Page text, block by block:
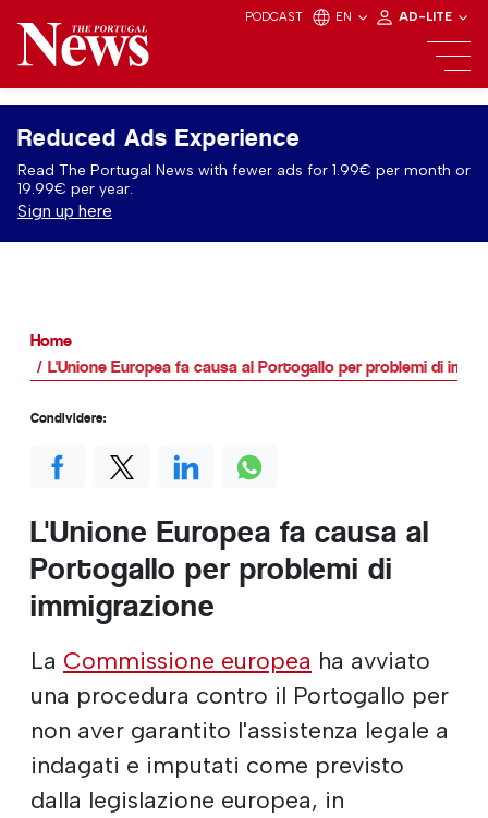
PODCAST EN AD-LITE
Reduced Ads Experience
Read The Portugal News with fewer ads for 1.99€ per month or
19.99€ per year.
Sign up here
Home
L'Unione Europea fa causa al Portogallo per problemi di
L'Unione Europea fa causa al
Portogallo per problemi di
immigrazione
La Commissione europea ha avviato
una procedura contro il Portogallo per
non aver garantito l'assistenza legale a
indagati e imputati come previsto
dalla legislazione europea, in
Condividere: